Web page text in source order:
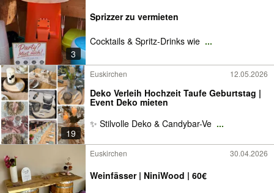
3
Sprizzer zu vermieten
Cocktails & Spritz-Drinks wie ...
19
Euskirchen 12.05.2026
Deko Verleih Hochzeit Taufe Geburtstag |
Event Deko mieten
✨ Stilvolle Deko & Candybar-Ve ...
Euskirchen 30.04.2026
Weinfässer | NiniWood | 60€